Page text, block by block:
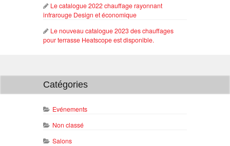
Le catalogue 2022 chauffage rayonnant
infrarouge Design et économique
Le nouveau catalogue 2023 des chauffages
pour terrasse Heatscope est disponible.
Catégories
Evénements
Non classé
Salons